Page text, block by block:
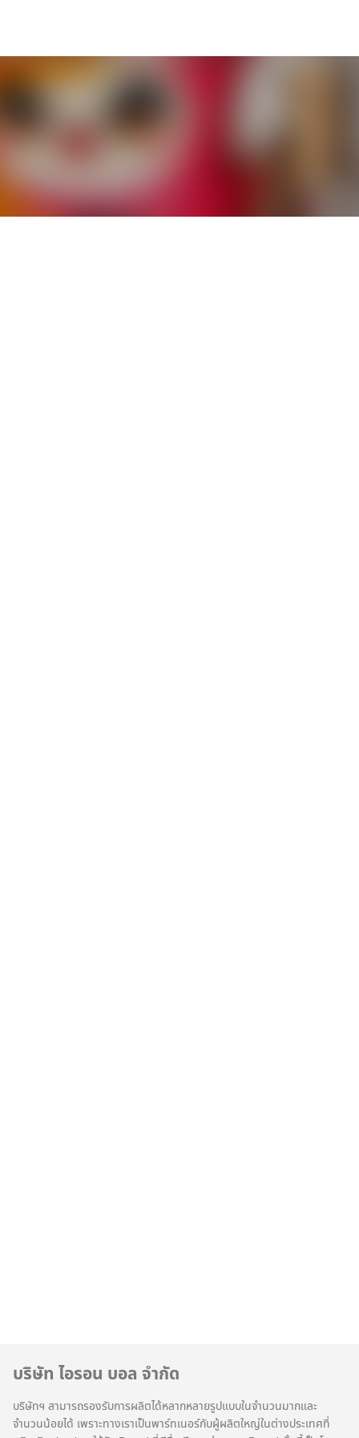
บริษัท ไอรอน บอล จำกัด
บริษัทฯ สามารถรองรับการผลิตได้หลากหลายรูปแบบในจำนวนมากและ
จำนวนน้อยได้ เพราะทางเราเป็นพาร์ทเนอร์กับผู้ผลิตใหญ่ในต่างประเทศที่